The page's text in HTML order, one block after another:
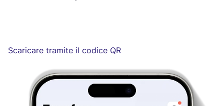
Scaricare tramite il codice QR